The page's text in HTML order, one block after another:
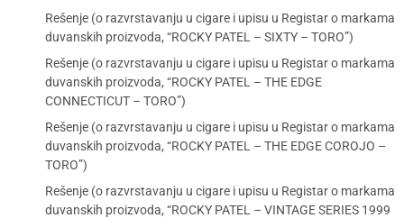
Rešenje (o razvrstavanju u cigare i upisu u Registar o markama
duvanskih proizvoda, “ROCKY PATEL – SIXTY – TORO”)
Rešenje (o razvrstavanju u cigare i upisu u Registar o markama
duvanskih proizvoda, “ROCKY PATEL – THE EDGE
CONNECTICUT – TORO”)
Rešenje (o razvrstavanju u cigare i upisu u Registar o markama
duvanskih proizvoda, “ROCKY PATEL – THE EDGE COROJO –
TORO”)
Rešenje (o razvrstavanju u cigare i upisu u Registar o markama
duvanskih proizvoda, “ROCKY PATEL – VINTAGE SERIES 1999